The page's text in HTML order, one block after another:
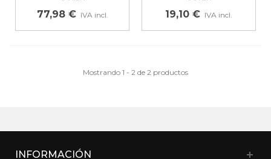
77,98 € IVA incl. 19,10 € IVA incl.
Mostrando 1 - 2 de 2 productos
INFORMACIÓN